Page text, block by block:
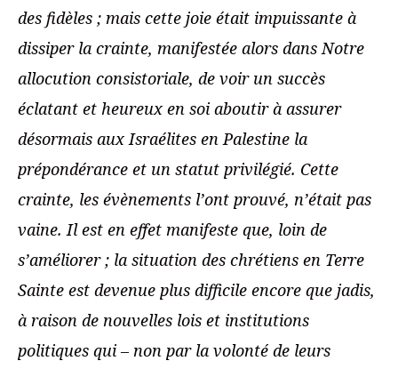
des fidèles ; mais cette joie était impuissante à
dissiper la crainte, manifestée alors dans Notre
allocution consistoriale, de voir un succès
éclatant et heureux en soi aboutir à assurer
désormais aux Israélites en Palestine la
prépondérance et un statut privilégié. Cette
crainte, les évènements l’ont prouvé, n’était pas
vaine. Il est en effet manifeste que, loin de
s’améliorer ; la situation des chrétiens en Terre
Sainte est devenue plus difficile encore que jadis,
à raison de nouvelles lois et institutions
politiques qui – non par la volonté de leurs